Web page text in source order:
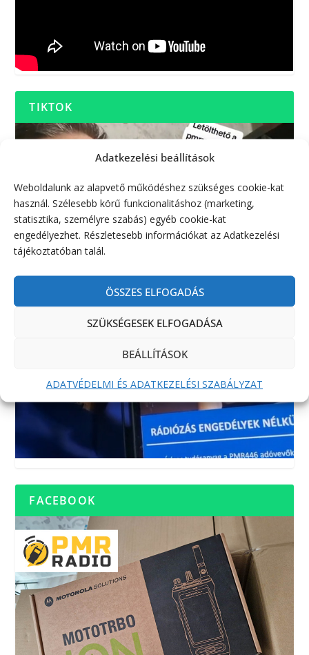
Adatkezelési beállítások
Weboldalunk az alapvető működéshez szükséges cookie-kat
használ. Szélesebb körű funkcionalitáshoz (marketing,
statisztika, személyre szabás) egyéb cookie-kat
engedélyezhet. Részletesebb információkat az Adatkezelési
tájékoztatóban talál.
ÖSSZES ELFOGADÁS
SZÜKSÉGESEK ELFOGADÁSA
BEÁLLÍTÁSOK
ADATVÉDELMI ÉS ADATKEZELÉSI SZABÁLYZAT
TIKTOK
FACEBOOK